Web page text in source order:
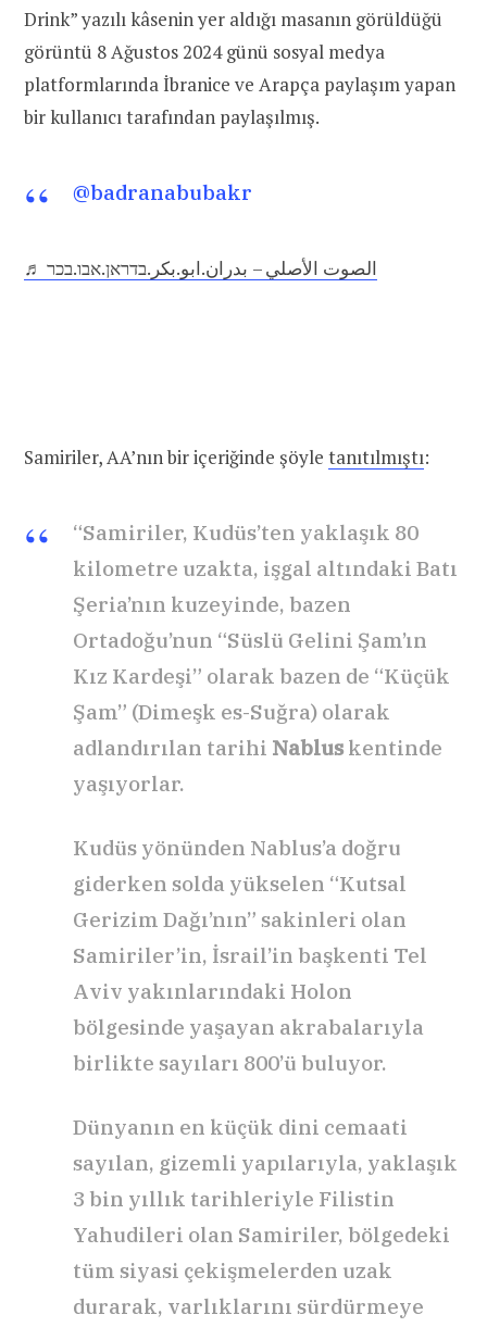
Drink” yazılı kâsenin yer aldığı masanın görüldüğü
görüntü 8 Ağustos 2024 günü sosyal medya
platformlarında İbranice ve Arapça paylaşım yapan
bir kullanıcı tarafından paylaşılmış.
@badranabubakr
♬ الصوت الأصلي – بدران.ابو.بكر.בדראן.אבו.בכר
Samiriler, AA’nın bir içeriğinde şöyle tanıtılmıştı:
“Samiriler, Kudüs’ten yaklaşık 80
kilometre uzakta, işgal altındaki Batı
Şeria’nın kuzeyinde, bazen
Ortadoğu’nun “Süslü Gelini Şam’ın
Kız Kardeşi” olarak bazen de “Küçük
Şam” (Dimeşk es-Suğra) olarak
adlandırılan tarihi Nablus kentinde
yaşıyorlar.
Kudüs yönünden Nablus’a doğru
giderken solda yükselen “Kutsal
Gerizim Dağı’nın” sakinleri olan
Samiriler’in, İsrail’in başkenti Tel
Aviv yakınlarındaki Holon
bölgesinde yaşayan akrabalarıyla
birlikte sayıları 800’ü buluyor.
Dünyanın en küçük dini cemaati
sayılan, gizemli yapılarıyla, yaklaşık
3 bin yıllık tarihleriyle Filistin
Yahudileri olan Samiriler, bölgedeki
tüm siyasi çekişmelerden uzak
durarak, varlıklarını sürdürmeye